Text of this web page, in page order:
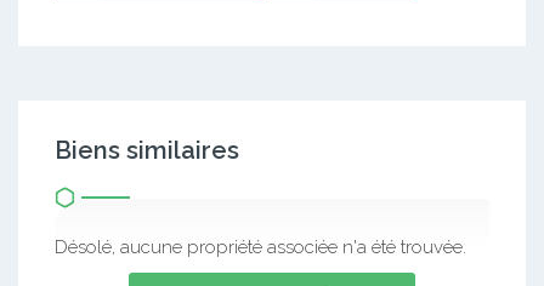
Biens similaires
Désolé, aucune propriété associée n'a été trouvée.